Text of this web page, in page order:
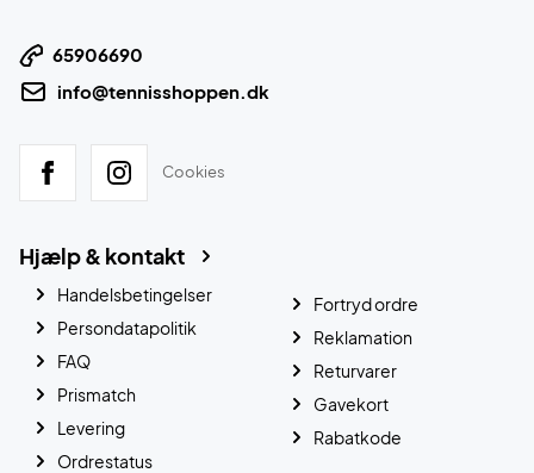
65906690
info@tennisshoppen.dk
Cookies
Hjælp & kontakt
Handelsbetingelser
Persondatapolitik
FAQ
Prismatch
Levering
Ordrestatus
Fortryd ordre
Reklamation
Returvarer
Gavekort
Rabatkode